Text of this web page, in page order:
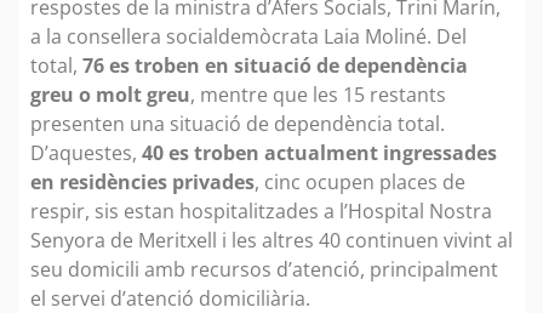
respostes de la ministra d’Afers Socials, Trini Marín,
a la consellera socialdemòcrata Laia Moliné. Del
total, 76 es troben en situació de dependència
greu o molt greu, mentre que les 15 restants
presenten una situació de dependència total.
D’aquestes, 40 es troben actualment ingressades
en residències privades, cinc ocupen places de
respir, sis estan hospitalitzades a l’Hospital Nostra
Senyora de Meritxell i les altres 40 continuen vivint al
seu domicili amb recursos d’atenció, principalment
el servei d’atenció domiciliària.